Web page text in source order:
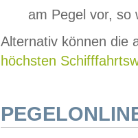
am Pegel vor,
Alternativ können die
höchsten